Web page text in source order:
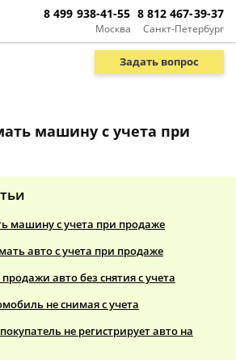
Москва
8 499 938-41-55
Санкт-Петербург
8 812 467-39-37
Задать вопрос
машину с учета при
машину с учета при продаже
авто с учета при продаже
авто без снятия с учета
не снимая с учета
не регистрирует авто на